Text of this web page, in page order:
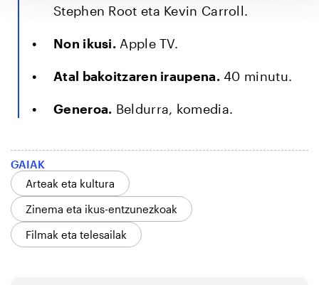
Stephen Root eta Kevin Carroll.
Non ikusi. Apple TV.
Atal bakoitzaren iraupena.40 minutu.
Generoa. Beldurra, komedia.
GAIAK
Arteak eta kultura
Zinema eta ikus-entzunezkoak
Filmak eta telesailak